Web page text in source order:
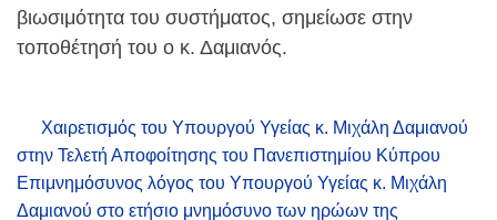
βιωσιμότητα του συστήματος, σημείωσε στην
τοποθέτησή του ο κ. Δαμιανός.
Χαιρετισμός του Υπουργού Υγείας κ. Μιχάλη Δαμιανού
στην Τελετή Αποφοίτησης του Πανεπιστημίου Κύπρου
Επιμνημόσυνος λόγος του Υπουργού Υγείας κ. Μιχάλη
Δαμιανού στο ετήσιο μνημόσυνο των ηρώων της